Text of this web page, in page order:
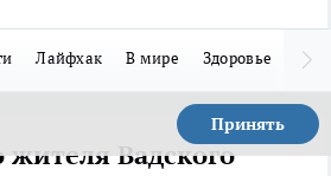
Лайфхак В мире Здоровье
Принять
жителя Вадского